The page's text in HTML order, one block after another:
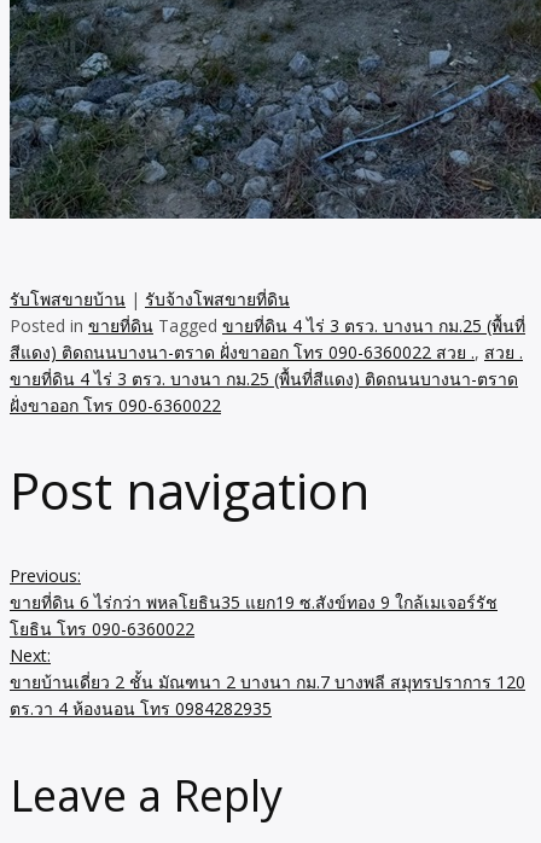
รับโพสขายบ้าน | รับจ้างโพสขายที่ดิน
Posted in ขายที่ดิน Tagged ขายที่ดิน 4 ไร่ 3 ตรว. บางนา กม.25 (พื้นที่
สีแดง) ติดถนนบางนา-ตราด ฝั่งขาออก โทร 090-6360022 สวย ., สวย .
ขายที่ดิน 4 ไร่ 3 ตรว. บางนา กม.25 (พื้นที่สีแดง) ติดถนนบางนา-ตราด
ฝั่งขาออก โทร 090-6360022
Post navigation
Previous:
ขายที่ดิน 6 ไร่กว่า พหลโยธิน35 แยก19 ซ.สังข์ทอง 9 ใกล้เมเจอร์รัช
โยธิน โทร 090-6360022
Next:
ขายบ้านเดี่ยว 2 ชั้น มัณฑนา 2 บางนา กม.7 บางพลี สมุทรปราการ 120
ตร.วา 4 ห้องนอน โทร 0984282935
Leave a Reply